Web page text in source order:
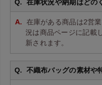
在庫状況や納期はどの
在庫がある商品は2営
況は商品ページに記載
新されます。
不織布バッグの素材や